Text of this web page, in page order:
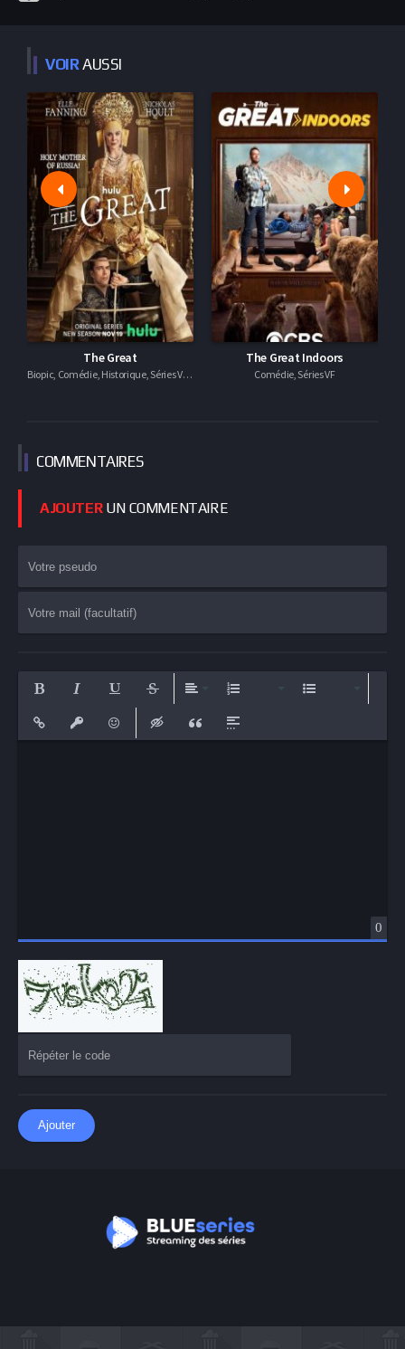
VOIRAUSSI
The Great
Biopic, Comédie, Historique, Séries VOSTFR
The Great Indoors
Comédie, Séries VF
COMMENTAIRES
AJOUTERUN COMMENTAIRE
UnderlineStrikethrough
0
Ajouter